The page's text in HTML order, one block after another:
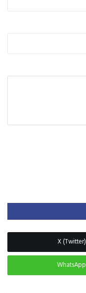
X (Twitter)
WhatsApp